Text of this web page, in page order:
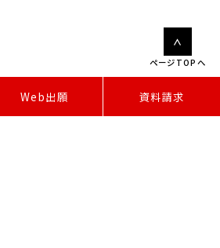
Web出願 資料請求
ページTOPへ